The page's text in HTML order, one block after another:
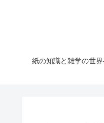
紙の知識と雑学の世